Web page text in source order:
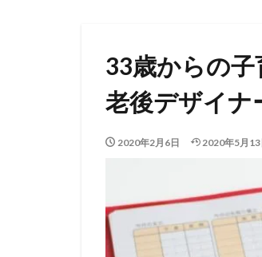
33歳からの
老後デザイナ
2020年2月6日 2020年5月13